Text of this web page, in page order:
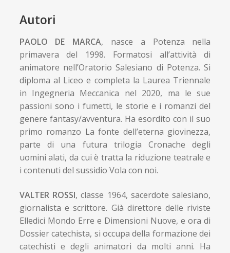
Autori
PAOLO DE MARCA, nasce a Potenza nella
primavera del 1998. Formatosi all’attività di
animatore nell’Oratorio Salesiano di Potenza. Si
diploma al Liceo e completa la Laurea Triennale
in Ingegneria Meccanica nel 2020, ma le sue
passioni sono i fumetti, le storie e i romanzi del
genere fantasy/avventura. Ha esordito con il suo
primo romanzo La fonte dell’eterna giovinezza,
parte di una futura trilogia Cronache degli
uomini alati, da cui è tratta la riduzione teatrale e
i contenuti del sussidio Vola con noi.
VALTER ROSSI, classe 1964, sacerdote salesiano,
giornalista e scrittore. Già direttore delle riviste
Elledici Mondo Erre e Dimensioni Nuove, e ora di
Dossier catechista, si occupa della formazione dei
catechisti e degli animatori da molti anni. Ha